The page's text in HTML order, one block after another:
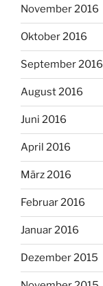
November 2016
Oktober 2016
September 2016
August 2016
Juni 2016
April 2016
März 2016
Februar 2016
Januar 2016
Dezember 2015